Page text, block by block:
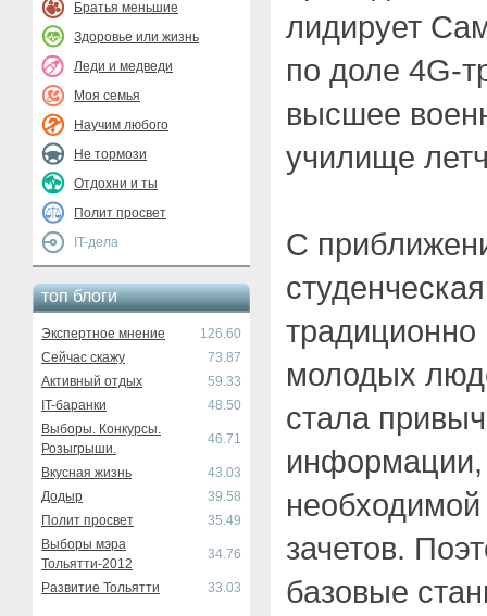
Братья меньшие
Здоровье или жизнь
Леди и медведи
Моя семья
Научим любого
Не тормози
Отдохни и ты
Полит просвет
IT-дела
топ блоги
Экспертное мнение
126.60
Сейчас скажу
73.87
Активный отдых
59.33
IT-баранки
48.50
Выборы. Конкурсы.
Розыгрыши.
46.71
Вкусная жизнь
43.03
Додыр
39.58
Полит просвет
35.49
Выборы мэра
Тольятти-2012
34.76
Развитие Тольятти 33.03
лидирует
по доле 4G-
высшее
училище
С
традиционно
молодых
стала
информации,
зачетов.
базовые